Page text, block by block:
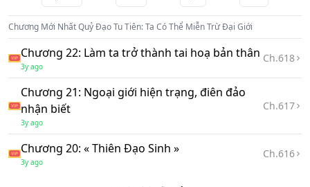
【 Vô Mục Pháp 】: Thông qua nuốt mắt, luyện tới đại
thành toàn thân các nơi mọc ra một trăm linh sáu con tiên
nhãn.
【 Độc Cốt Công 】: Đem tự thân xương cốt ngâm tại độc
thủy bên trong ba mươi sáu ngày, một lần nữa cắm vào thể
nội, luyện tới đại thành trăm dặm không có một ngọn cỏ.
【 Tử Nhân Kinh 】: Dùng đinh tán phong kín huyệt Lao
Chương Mới NhấtQuỷ Đạo Tu Tiên: Ta Có Thể Miễn Trừ Đại Giới
Chương 22: Làm ta trở thành tai hoạ bản thân
3y ago
Ch.618
Chương 21: Ngoại giới hiện trạng, điên đảo
nhận biết
3y ago
Ch.617
Chương 20: « Thiên Đạo Sinh »
3y ago
Ch.616